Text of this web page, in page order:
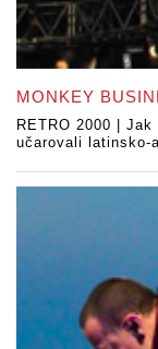
MONKEY
RETRO 2000 |
učarovali latinsko-